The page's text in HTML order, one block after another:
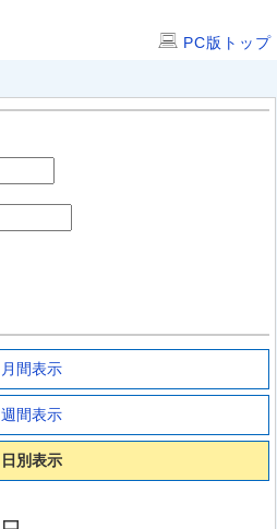
PC版トップ
月間表示
週間表示
日別表示